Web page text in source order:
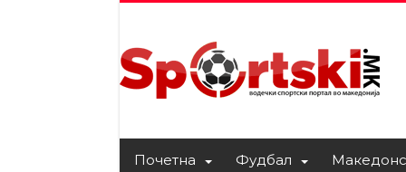
Почетна Фудбал